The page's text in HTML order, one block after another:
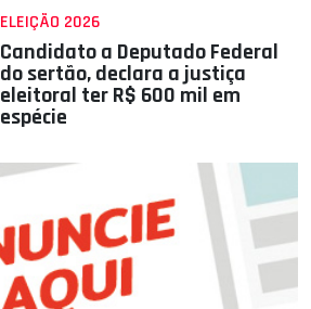
ELEIÇÃO 2026
Candidato a Deputado Federal
do sertão, declara a justiça
eleitoral ter R$ 600 mil em
espécie